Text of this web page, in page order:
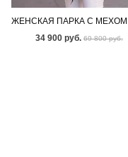
34 900 руб. 69 800 руб.